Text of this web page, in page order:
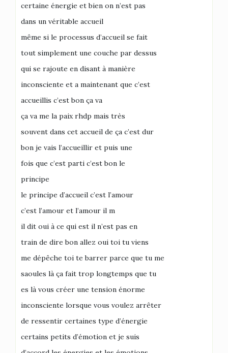
certaine énergie et bien on n’est pas
dans un véritable accueil
même si le processus d’accueil se fait
tout simplement une couche par dessus
qui se rajoute en disant à manière
inconsciente et a maintenant que c’est
accueillis c’est bon ça va
ça va me la paix rhdp mais très
souvent dans cet accueil de ça c’est dur
bon je vais l’accueillir et puis une
fois que c’est parti c’est bon le
principe
le principe d’accueil c’est l’amour
c’est l’amour et l’amour il m
il dit oui à ce qui est il n’est pas en
train de dire bon allez oui toi tu viens
me dépêche toi te barrer parce que tu me
saoules là ça fait trop longtemps que tu
es là vous créer une tension énorme
inconsciente lorsque vous voulez arrêter
de ressentir certaines type d’énergie
certains petits d’émotion et je suis